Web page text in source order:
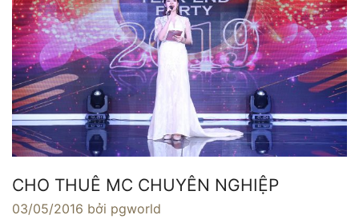
CHO THUÊ MC CHUYÊN NGHIỆP
03/05/2016 bởi pgworld